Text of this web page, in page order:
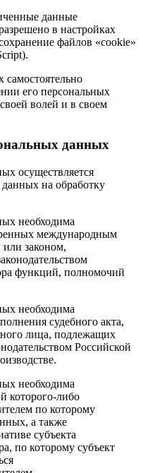
данные
в настройках
файлов «cookie»
его персональных
волей и в своем
данных
осуществляется
данных на обработку
необходима
международным
законом,
функций, полномочий
необходима
судебного акта,
лица, подлежащих
Российской
необходима
которого-либо
по которому
а также
субъекта
по которому субъект